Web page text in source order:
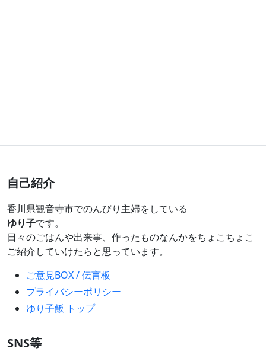
自己紹介
香川県観音寺市でのんびり主婦をしている
ゆり子です。
日々のごはんや出来事、作ったものなんかをちょこちょこ
ご紹介していけたらと思っています。
ご意見BOX / 伝言板
プライバシーポリシー
ゆり子飯 トップ
SNS等